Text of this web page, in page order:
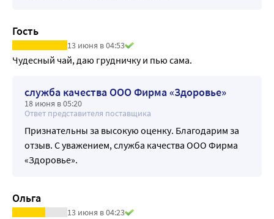
Гость
13 июня в 04:53
Чудесный чай, даю грудничку и пью сама.
служба качества ООО Фирма «Здоровье»
18 июня в 05:20
Ответ представителя поставщика
Признательны за высокую оценку. Благодарим за
отзыв. С уважением, служба качества ООО Фирма
«Здоровье».
Ольга
13 июня в 04:23